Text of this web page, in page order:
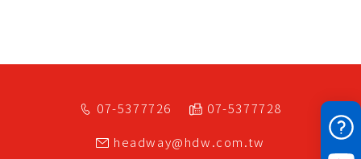
07-5377726
07-5377728
headway@hdw.com.tw